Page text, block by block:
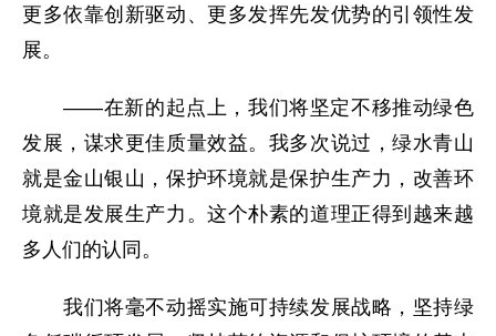
更多依靠创新驱动、更多发挥先发优势的引领性发
展。
——在新的起点上，我们将坚定不移推动绿色
发展，谋求更佳质量效益。我多次说过，绿水青山
就是金山银山，保护环境就是保护生产力，改善环
境就是发展生产力。这个朴素的道理正得到越来越
多人们的认同。
我们将毫不动摇实施可持续发展战略，坚持绿